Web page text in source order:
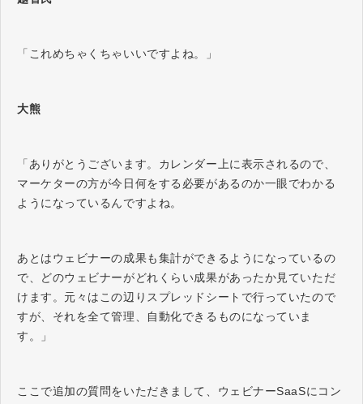
「これめちゃくちゃいいですよね。」
大熊
「ありがとうございます。カレンダー上に表示されるので、
マーケターの方が今日何をする必要があるのか一眼でわかる
ようになっているんですよね。
あとはウェビナーの成果も集計ができるようになっているの
で、どのウェビナーがどれくらい成果があったか見ていただ
けます。元々はこの辺りスプレッドシートで行っていたので
すが、それを全て管理、自動化できるものになっていま
す。」
ここで追加の質問をいただきまして、ウェビナーSaaSにコン